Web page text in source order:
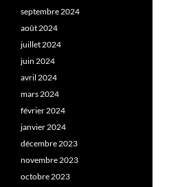
septembre 2024
août 2024
juillet 2024
juin 2024
avril 2024
mars 2024
février 2024
janvier 2024
décembre 2023
novembre 2023
octobre 2023